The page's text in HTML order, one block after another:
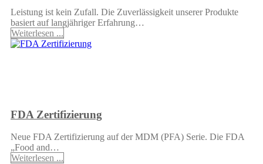
Leistung ist kein Zufall. Die Zuverlässigkeit unserer Produkte
basiert auf langjähriger Erfahrung…
Weiterlesen ...
FDA Zertifizierung
Neue FDA Zertifizierung auf der MDM (PFA) Serie. Die FDA
„Food and…
Weiterlesen ...